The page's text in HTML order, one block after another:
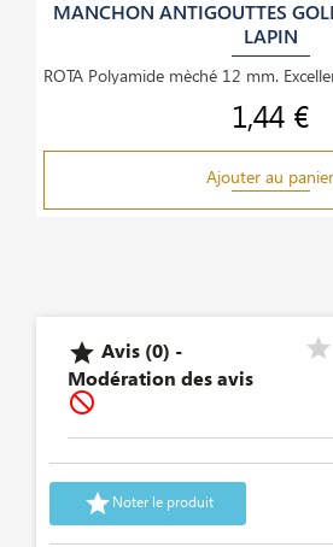
MANCHON ANTIGOUTTES
LAPIN
Prix
1,44 €
Ajouter au panier
 Avis (0) -
Modération des avis

Noter le produit